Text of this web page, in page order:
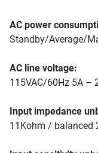
AC power
Standby/Average/
AC line voltage:
115VAC/60Hz 5A –
Input impedance
11Kohm / balanced